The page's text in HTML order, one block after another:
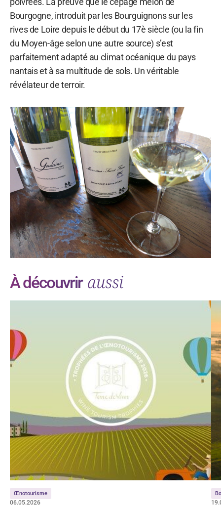
Bourgogne, introduit par les Bourguignons sur les
rives de Loire depuis le début du 17è siècle (ou la fin
du Moyen-âge selon une autre source) s’est
parfaitement adapté au climat océanique du pays
nantais et à sa multitude de sols. Un véritable
révélateur de terroir.
À découvrir aussi
Œnotourisme
06.05.2026